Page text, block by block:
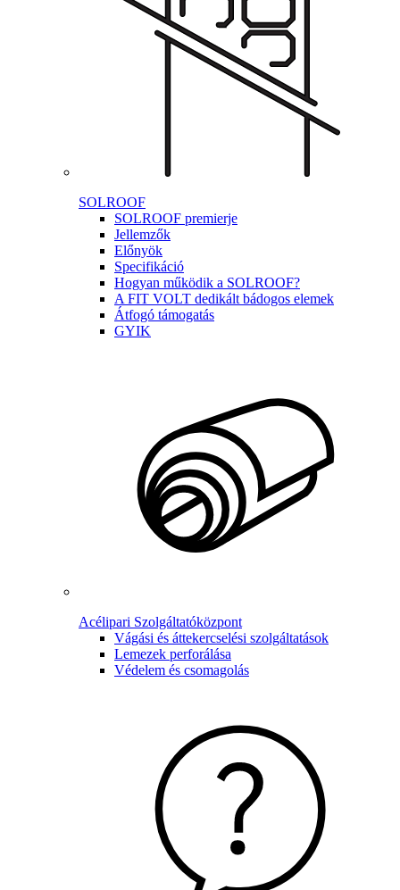
SOLROOF
SOLROOF premierje
Jellemzők
Előnyök
Specifikáció
Hogyan működik a SOLROOF?
A FIT VOLT dedikált bádogos elemek
Átfogó támogatás
GYIK
Acélipari Szolgáltatóközpont
Vágási és áttekercselési szolgáltatások
Lemezek perforálása
Védelem és csomagolás